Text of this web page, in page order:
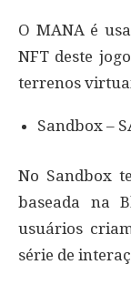
O MANA é
NFT deste
terrenos
Sandbox –
No Sandbox
baseada na
usuários
série de